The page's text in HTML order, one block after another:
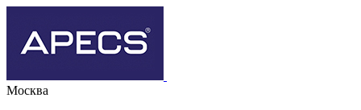
Москва